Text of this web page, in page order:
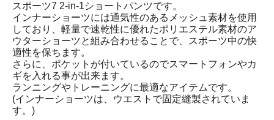
スポーツ7 2-in-1ショートパンツです。
インナーショーツには通気性のあるメッシュ素材を使用
しており、軽量で速乾性に優れたポリエステル素材のア
ウターショーツと組み合わせることで、スポーツ中の快
適性を保ちます。
さらに、ポケットが付いているのでスマートフォンやカ
ギを入れる事が出来ます。
ランニングやトレーニングに最適なアイテムです。
(インナーショーツは、ウエストで固定縫製されていま
す。)